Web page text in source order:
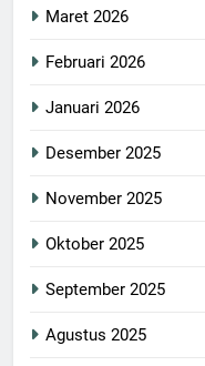
Maret 2026
Februari 2026
Januari 2026
Desember 2025
November 2025
Oktober 2025
September 2025
Agustus 2025